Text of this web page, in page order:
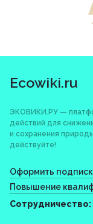
Ecowiki.ru
ЭКОВИКИ.РУ —
действий для
и сохранения
действуйте!
Оформить
Повышение
Сотрудничество: